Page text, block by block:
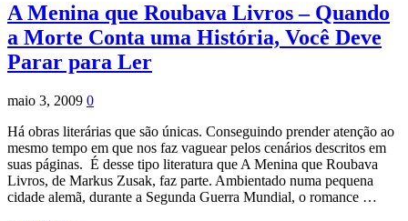
A Menina que Roubava Livros – Quando
a Morte Conta uma História, Você Deve
Parar para Ler
maio 3, 2009 0
Há obras literárias que são únicas. Conseguindo prender atenção ao
mesmo tempo em que nos faz vaguear pelos cenários descritos em
suas páginas. É desse tipo literatura que A Menina que Roubava
Livros, de Markus Zusak, faz parte. Ambientado numa pequena
cidade alemã, durante a Segunda Guerra Mundial, o romance …